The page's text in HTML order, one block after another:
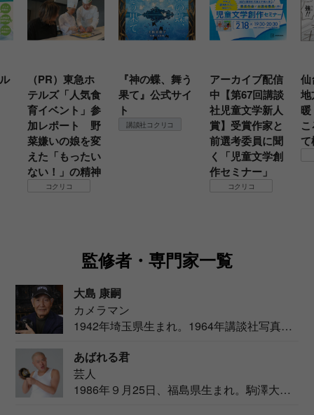
（PR）東急ホ
テルズ「人気食
育イベント」参
加レポート 野
菜嫌いの娘を変
えた「もったい
ない！」の精神
コクリコ
『神の蝶、舞う
果て』公式サイ
ト
講談社コクリコ
アーカイブ配信
中【第67回講談
社児童文学新人
賞】受賞作家と
前選考委員に聞
く「児童文学創
作セミナー」
コクリコ
仙
地
監修者・専門家一覧
大島 康嗣
カメラマン
1942年埼玉県生まれ。1964年講談社写真部
あばれる君
芸人
1986年９月25日、福島県生まれ。駒澤大学